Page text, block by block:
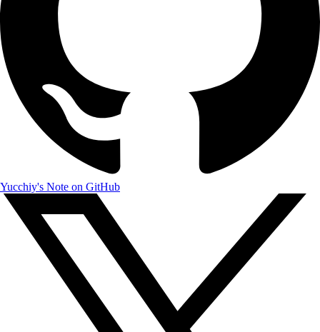
Yucchiy's Note on GitHub